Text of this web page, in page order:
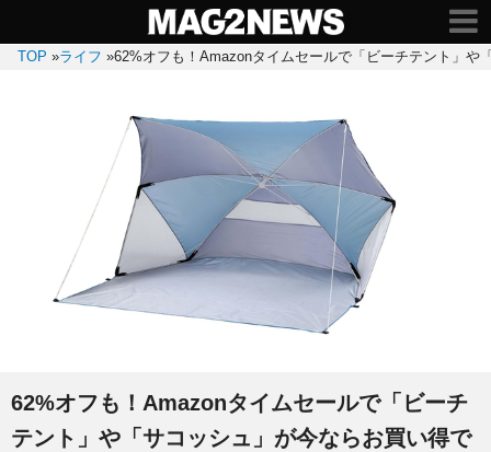
TOP »ライフ »62%オフも！Amazonタイムセールで「ビーチテント」や
62%オフも！Amazonタイムセールで「ビーチ
テント」や「サコッシュ」が今ならお買い得で